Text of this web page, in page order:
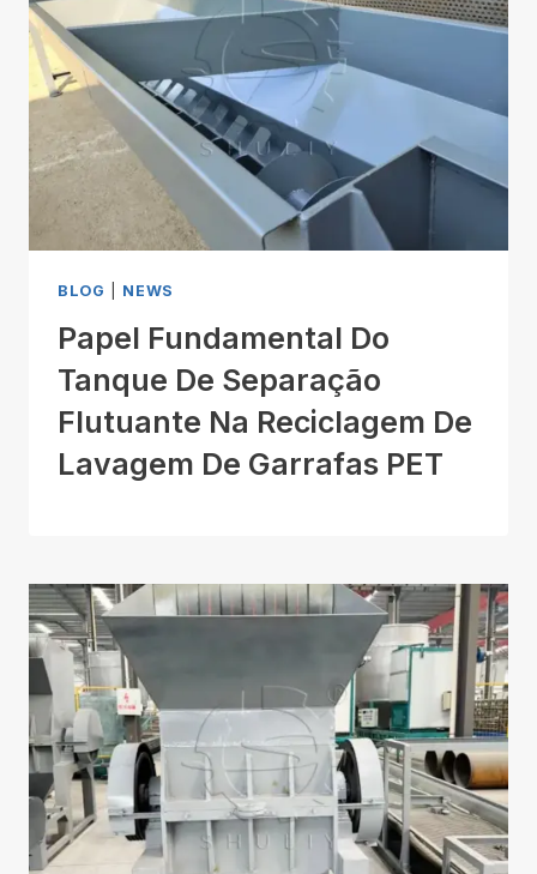
BLOG NEWS
Papel Fundamental Do
Tanque De Separação
Flutuante Na Reciclagem De
Lavagem De Garrafas PET